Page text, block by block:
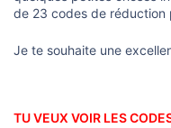
de 23 codes de réduction
Je te souhaite une
TU VEUX VOIR LES